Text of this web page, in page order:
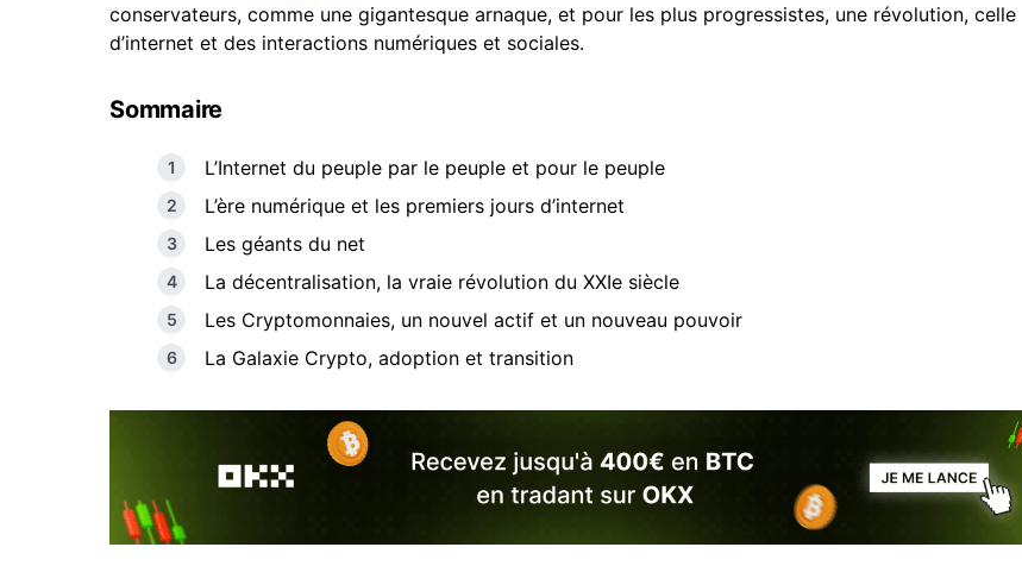
conservateurs, comme une gigantesque arnaque, et pour les plus progressistes, une révolution, celle
d’internet et des interactions numériques et sociales.
Sommaire
L’Internet du peuple par le peuple et pour le peuple
L’ère numérique et les premiers jours d’internet
Les géants du net
La décentralisation, la vraie révolution du XXIe siècle
Les Cryptomonnaies, un nouvel actif et un nouveau pouvoir
La Galaxie Crypto, adoption et transition